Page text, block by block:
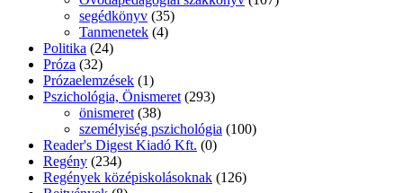
segédkönyv (35)
Tanmenetek (4)
Politika (24)
Próza (32)
Prózaelemzések (1)
Pszichológia, Önismeret (293)
önismeret (38)
személyiség pszichológia (100)
Reader's Digest Kiadó Kft. (0)
Regény (234)
Regények középiskolásoknak (126)